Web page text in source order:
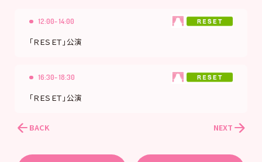
12:00- 14:00
「ＲＥＳＥＴ」公演
16:30- 18:30
「ＲＥＳＥＴ」公演
BACK NEXT